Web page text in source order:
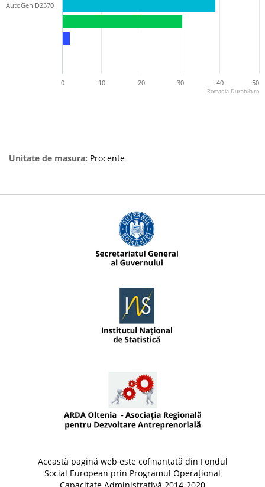
AutoGenID2370
0 10 20 30 40 50
Romania-Durabila.ro
Unitate de masura: Procente
Această pagină web este cofinanțată din Fondul
Social European prin Programul Operațional